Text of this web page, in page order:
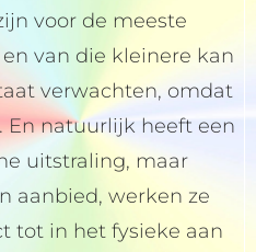
voor de meeste
van die kleinere kan
verwachten, omdat
En natuurlijk heeft een
uitstraling, maar
aanbied, werken ze
tot in het fysieke aan